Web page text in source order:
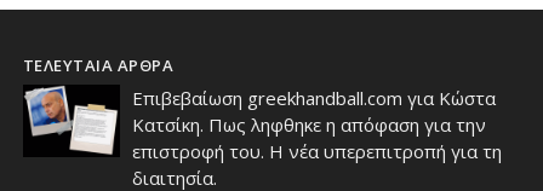
ΤΕΛΕΥΤΑΙΑ ΑΡΘΡΑ
Επιβεβαίωση greekhandball.com για Κώστα
Κατσίκη. Πως ληφθηκε η απόφαση για την
επιστροφή του. Η νέα υπερεπιτροπή για τη
διαιτησία.